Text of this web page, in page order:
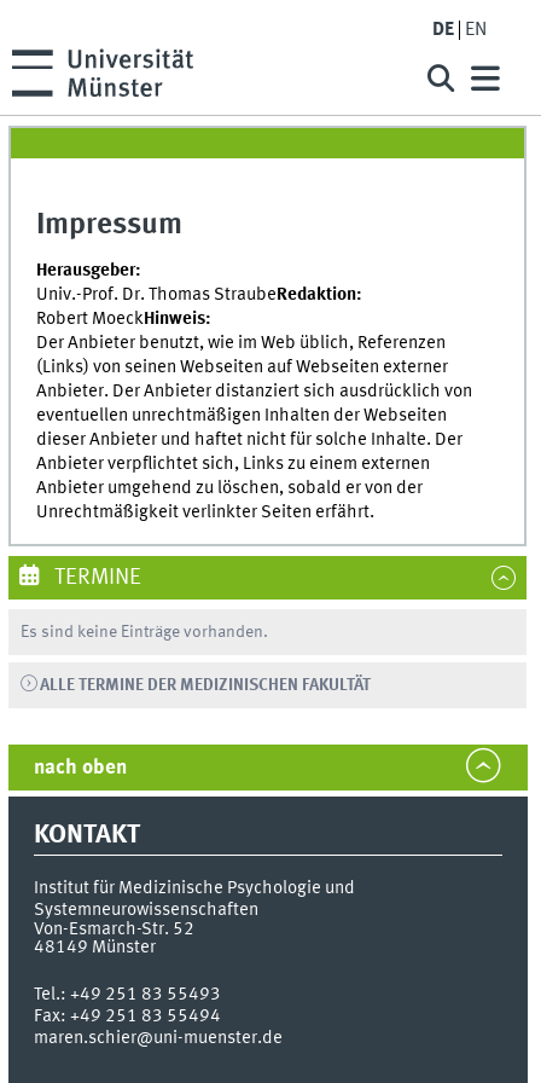
DE EN
Impressum
Herausgeber:
Univ.-Prof. Dr. Thomas StraubeRedaktion:
Robert MoeckHinweis:
Der Anbieter benutzt, wie im Web üblich, Referenzen
(Links) von seinen Webseiten auf Webseiten externer
Anbieter. Der Anbieter distanziert sich ausdrücklich von
eventuellen unrechtmäßigen Inhalten der Webseiten
dieser Anbieter und haftet nicht für solche Inhalte. Der
Anbieter verpflichtet sich, Links zu einem externen
Anbieter umgehend zu löschen, sobald er von der
Unrechtmäßigkeit verlinkter Seiten erfährt.
TERMINE
Es sind keine Einträge vorhanden.
ALLE TERMINE DER MEDIZINISCHEN FAKULTÄT
nach oben
KONTAKT
Institut für Medizinische Psychologie und
Systemneurowissenschaften
Von-Esmarch-Str. 52
48149 Münster
Tel.:+49 251 83 55493
Fax:+49 251 83 55494
maren.schier@uni-muenster.de